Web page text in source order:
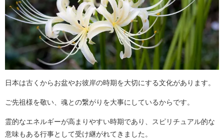
日本は古くからお盆やお彼岸の時期を大切にする文化があります。
ご先祖様を敬い、魂との繋がりを大事にしているからです。
霊的なエネルギーが高まりやすい時期であり、スピリチュアル的な
意味もある行事として受け継がれてきました。